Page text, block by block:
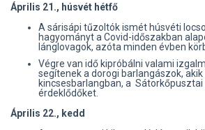
Április 21., húsvét hétfő
A sárisápi tűzoltók ismét húsvéti
hagyományt a Covid-időszakban
lánglovagok, azóta minden évben
Végre van idő kipróbálni valami
segítenek a dorogi barlangászok,
kincsesbarlangban, a Sátorkőpusztai
érdeklődőket.
Április 22., kedd